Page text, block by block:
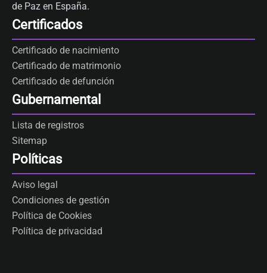
de Paz en España.
Certificados
Certificado de nacimiento
Certificado de matrimonio
Certificado de defunción
Gubernamental
Lista de registros
Sitemap
Políticas
Aviso legal
Condiciones de gestión
Política de Cookies
Política de privacidad